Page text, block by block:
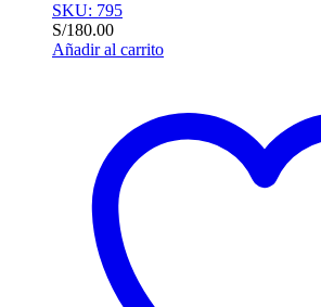
SKU: 795
S/180.00
Añadir al carrito